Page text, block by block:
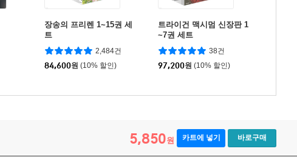
장송의 프리렌 1~15권 세
트
2,484건
84,600원 (10% 할인)
트라이건 맥시멈 신장판 1
~7권 세트
38건
97,200원 (10% 할인)
5,850원 카트에 넣기 바로구매